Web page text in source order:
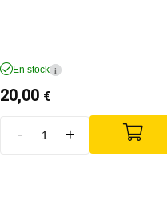
En stock i
20,00 €
- +